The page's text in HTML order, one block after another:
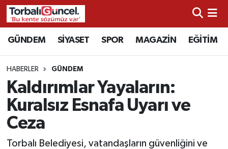
GÜNDEM SİYASET SPOR MAGAZİN EĞİTİM
HABERLER GÜNDEM
Kaldırımlar Yayaların:
Kuralsız Esnafa Uyarı ve
Ceza
Torbalı Belediyesi, vatandaşların güvenliğini ve
İzmir Nöbetçi Eczaneler
İzmir Hava Durumu
İzmir Namaz Vakitleri
İzmir Trafik Yoğunluk Haritası
Süper Lig Puan Durumu ve Fikstür